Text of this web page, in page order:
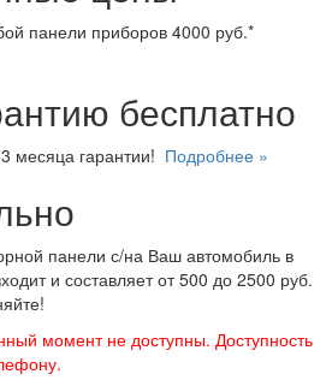
панели приборов 4000 руб.*
бесплатно
месяца гарантии! Подробнее »
панели с/на Ваш автомобиль в
и составляет от 500 до 2500 руб.
момент не доступны. Доступность